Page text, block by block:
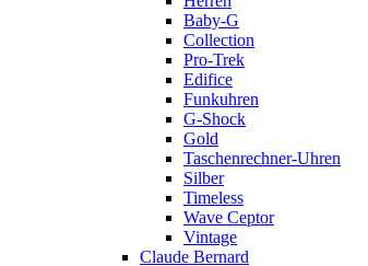
Baby-G
Collection
Pro-Trek
Edifice
Funkuhren
G-Shock
Gold
Taschenrechner-Uhren
Silber
Timeless
Wave Ceptor
Vintage
Claude Bernard